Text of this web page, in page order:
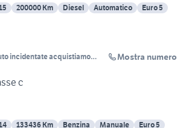
200000 Km Diesel Automatico Euro 5
incidentate acquistiamo
Mostra numero
c
133436 Km Benzina Manuale Euro 5